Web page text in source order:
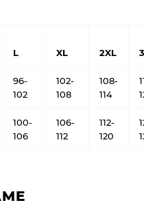
L XL 2XL 3XL
96-
102
102-
108
108-
114
114-
122
100-
106
106-
112
112-
120
120-
128